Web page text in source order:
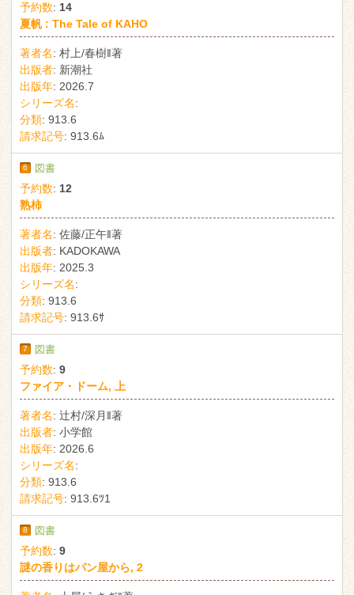
予約数: 14
夏帆 : The Tale of KAHO
著者名: 村上/春樹‖著
出版者: 新潮社
出版年: 2026.7
シリーズ名:
分類: 913.6
請求記号: 913.6ﾑ
6 図書
予約数: 12
熟柿
著者名: 佐藤/正午‖著
出版者: KADOKAWA
出版年: 2025.3
シリーズ名:
分類: 913.6
請求記号: 913.6ｻ
7 図書
予約数: 9
ファイア・ドーム, 上
著者名: 辻村/深月‖著
出版者: 小学館
出版年: 2026.6
シリーズ名:
分類: 913.6
請求記号: 913.6ﾂ1
8 図書
予約数: 9
謎の香りはパン屋から, 2